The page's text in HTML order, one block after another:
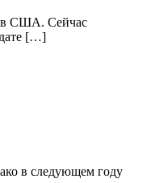
в США. Сейчас
дате […]
в следующем году